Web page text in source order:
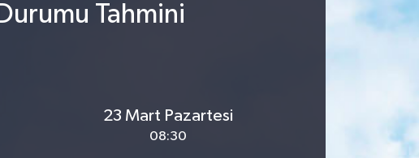
Tahmini
23 Mart Pazartesi
08:30